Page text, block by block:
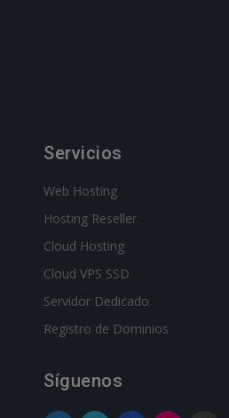
Servicios
Web Hosting
Hosting Reseller
Cloud Hosting
Cloud VPS SSD
Servidor Dedicado
Registro de Dominios
Síguenos